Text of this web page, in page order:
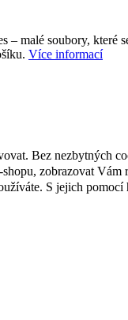
malé soubory,
Více informací
Bez nezbytných
zobrazovat
S jejich pomocí